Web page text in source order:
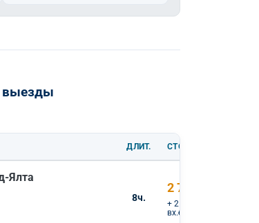
выезды
ДЛИТ. СТОИМОСТЬ
Ялта
8ч.
2 700 ₽
+ 2 100 ₽
вх.билеты